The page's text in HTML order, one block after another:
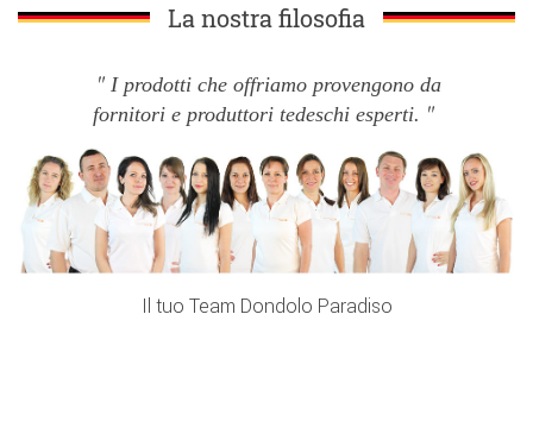
La nostra filosofia
I prodotti che offriamo provengono da
fornitori e produttori tedeschi esperti.
Il tuo Team Dondolo Paradiso